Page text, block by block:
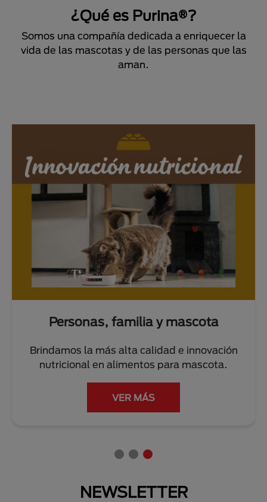
¿Qué es Purina®?
Somos una compañía dedicada a enriquecer la
vida de las mascotas y de las personas que las
aman.
Personas, familia y mascota
Brindamos la más alta calidad e innovación
nutricional en alimentos para mascota.
VER MÁS
NEWSLETTER